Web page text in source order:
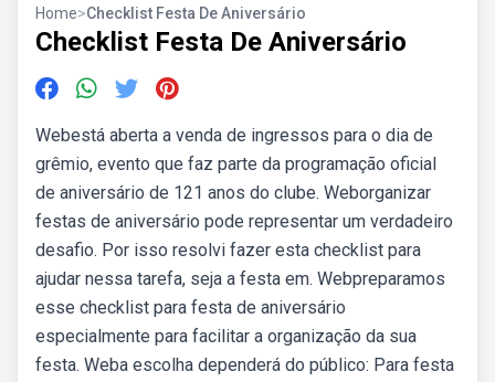
Home>Checklist Festa De Aniversário
Checklist Festa De Aniversário
Webestá aberta a venda de ingressos para o dia de
grêmio, evento que faz parte da programação oficial
de aniversário de 121 anos do clube. Weborganizar
festas de aniversário pode representar um verdadeiro
desafio. Por isso resolvi fazer esta checklist para
ajudar nessa tarefa, seja a festa em. Webpreparamos
esse checklist para festa de aniversário
especialmente para facilitar a organização da sua
festa. Weba escolha dependerá do público: Para festa